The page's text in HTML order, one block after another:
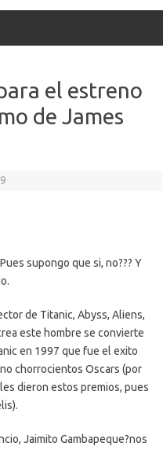
el estreno
de James
supongo que si, no??? Y
de Titanic, Abyss, Aliens,
este hombre se convierte
en 1997 que fue el exito
chorrocientos Oscars (por
dieron estos premios, pues
Jaimito Gambapeque?nos